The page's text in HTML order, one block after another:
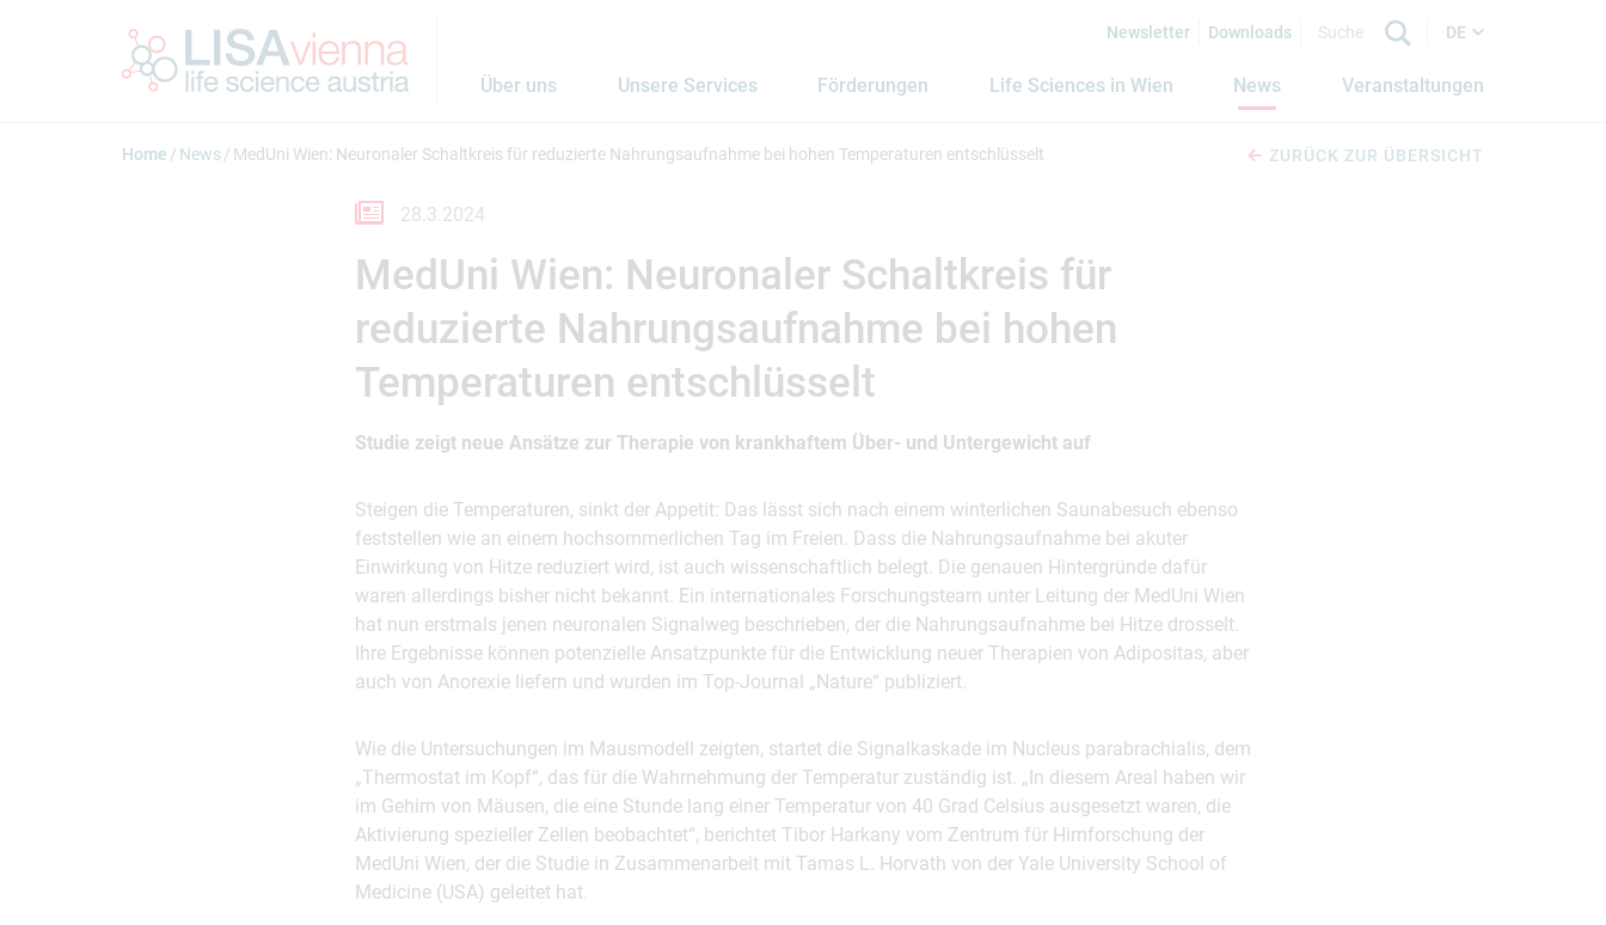
Newsletter Downloads DE
Über uns Unsere Services Förderungen Life Sciences in Wien News Veranstaltungen
Home News MedUni Wien: Neuronaler Schaltkreis für reduzierte Nahrungsaufnahme bei hohen Temperaturen entschlüsselt ZURÜCK ZUR ÜBERSICHT
28.3.2024
MedUni Wien: Neuronaler Schaltkreis für
reduzierte Nahrungsaufnahme bei hohen
Temperaturen entschlüsselt
Studie zeigt neue Ansätze zur Therapie von krankhaftem Über- und Untergewicht auf
Steigen die Temperaturen, sinkt der Appetit: Das lässt sich nach einem winterlichen Saunabesuch ebenso
feststellen wie an einem hochsommerlichen Tag im Freien. Dass die Nahrungsaufnahme bei akuter
Einwirkung von Hitze reduziert wird, ist auch wissenschaftlich belegt. Die genauen Hintergründe dafür
waren allerdings bisher nicht bekannt. Ein internationales Forschungsteam unter Leitung der MedUni Wien
hat nun erstmals jenen neuronalen Signalweg beschrieben, der die Nahrungsaufnahme bei Hitze drosselt.
Ihre Ergebnisse können potenzielle Ansatzpunkte für die Entwicklung neuer Therapien von Adipositas, aber
auch von Anorexie liefern und wurden im Top-Journal „Nature“ publiziert.
Wie die Untersuchungen im Mausmodell zeigten, startet die Signalkaskade im Nucleus parabrachialis, dem
„Thermostat im Kopf“, das für die Wahrnehmung der Temperatur zuständig ist. „In diesem Areal haben wir
im Gehirn von Mäusen, die eine Stunde lang einer Temperatur von 40 Grad Celsius ausgesetzt waren, die
Aktivierung spezieller Zellen beobachtet“, berichtet Tibor Harkany vom Zentrum für Hirnforschung der
MedUni Wien, der die Studie in Zusammenarbeit mit Tamas L. Horvath von der Yale University School of
Medicine (USA) geleitet hat.